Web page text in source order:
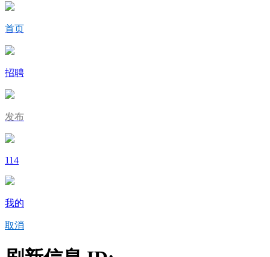
首页
招聘
发布
114
我的
取消